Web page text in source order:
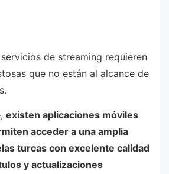
de streaming requieren
que no están al alcance de
existen aplicaciones móviles
acceder a una amplia
turcas con excelente calidad
y actualizaciones